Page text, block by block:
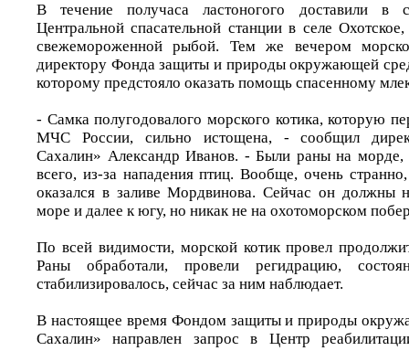
В течение получаса ластоногого доставили в
Центральной спасательной станции в селе
свежемороженной рыбой. Тем же вечером
директору Фонда защиты и природы окружающей
которому предстояло оказать помощь спасенному
- Самка полугодовалого морского котика, которую
МЧС России, сильно истощена, - сообщил
Сахалин» Александр Иванов. - Были раны на морде,
всего, из-за нападения птиц. Вообще, очень
оказался в заливе Мордвинова. Сейчас он должны
море и далее к югу, но никак не на охотоморском
По всей видимости, морской котик провел
Раны обработали, провели регидрацию,
стабилизировалось, сейчас за ним наблюдает.
В настоящее время Фондом защиты и природы
Сахалин» направлен запрос в Центр